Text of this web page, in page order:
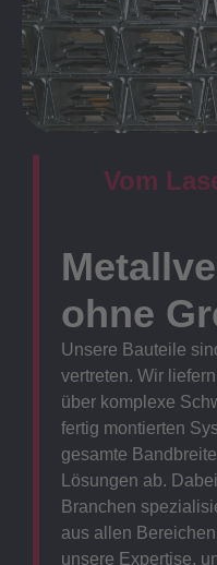
Vom
ohne
Unsere Bauteile
vertreten. Wir
über komplexe
fertig montierten
gesamte
Lösungen ab.
Branchen
aus allen
unsere Expertise,